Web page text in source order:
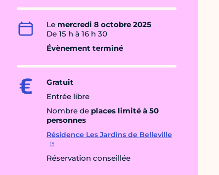
Le mercredi 8 octobre 2025
De 15 h à 16 h 30
Évènement terminé
Gratuit
Entrée libre
Nombre de places limité à 50
personnes
Résidence Les Jardins de Belleville
Réservation conseillée